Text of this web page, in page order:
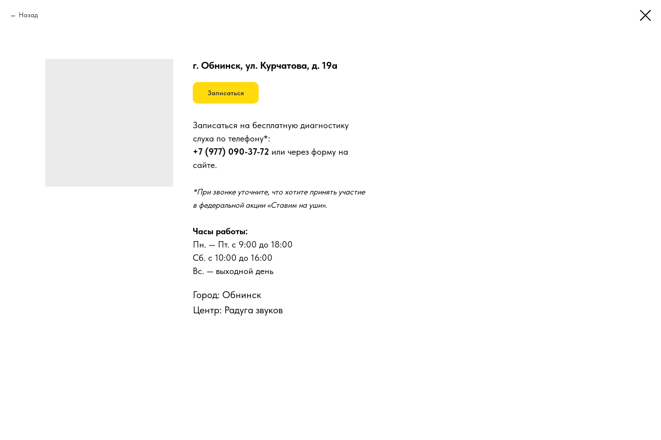
Назад
г. Обнинск, ул. Курчатова, д. 19а
Записаться
Записаться на бесплатную диагностику
слуха по телефону*:
+7 (977) 090-37-72 или через форму на
сайте.
*При звонке уточните, что хотите принять участие
в федеральной акции «Ставим на уши».
Часы работы:
Пн. — Пт. с 9:00 до 18:00
Сб. с 10:00 до 16:00
Вс. — выходной день
Город: Обнинск
Центр: Радуга звуков